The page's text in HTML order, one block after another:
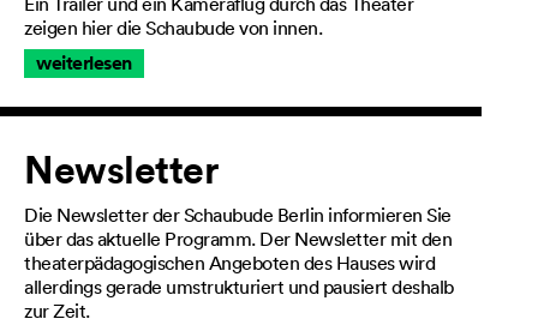
zeigen hier die Schaubude von innen.
weiterlesen
Newsletter
Die Newsletter der Schaubude Berlin informieren Sie
über das aktuelle Programm. Der Newsletter mit den
theaterpädagogischen Angeboten des Hauses wird
allerdings gerade umstrukturiert und pausiert deshalb
zur Zeit.